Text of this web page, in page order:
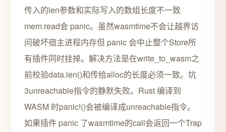
传入的len参数和实际写入的数组长度不一致
mem.read会 panic。虽然wasmtime不会让越界访
问破坏宿主进程内存但 panic 会中止整个Store所
有插件同时挂掉。解决方法是在write_to_wasm之
前校验data.len()和传给alloc的长度必须一致。坑
3unreachable指令的静默失败。Rust 编译到
WASM 时panic!()会被编译成unreachable指令。
如果插件 panic 了wasmtime的call会返回一个Trap